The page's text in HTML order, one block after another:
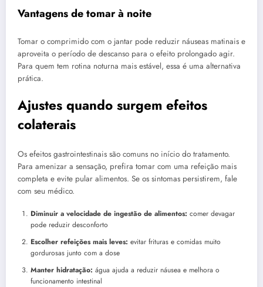
Vantagens de tomar à noite
Tomar o comprimido com o jantar pode reduzir náuseas matinais e
aproveita o período de descanso para o efeito prolongado agir.
Para quem tem rotina noturna mais estável, essa é uma alternativa
prática.
Ajustes quando surgem efeitos
colaterais
Os efeitos gastrointestinais são comuns no início do tratamento.
Para amenizar a sensação, prefira tomar com uma refeição mais
completa e evite pular alimentos. Se os sintomas persistirem, fale
com seu médico.
Diminuir a velocidade de ingestão de alimentos: comer devagar
pode reduzir desconforto
Escolher refeições mais leves: evitar frituras e comidas muito
gordurosas junto com a dose
Manter hidratação: água ajuda a reduzir náusea e melhora o
funcionamento intestinal